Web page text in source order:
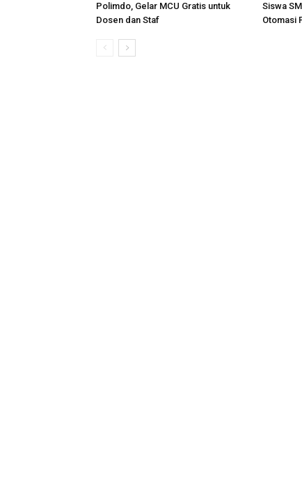
Polimdo, Gelar MCU Gratis untuk
Dosen dan Staf
Siswa
Otomasi